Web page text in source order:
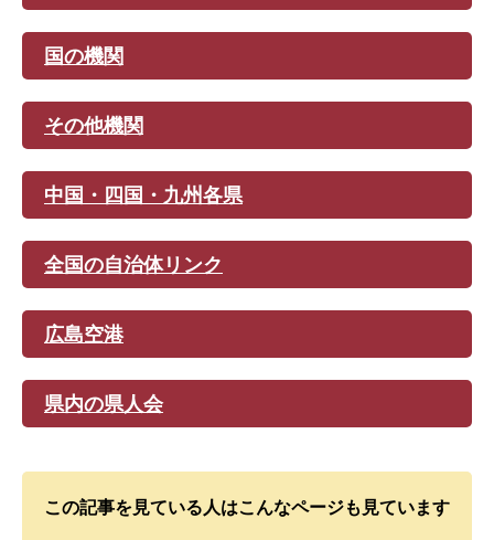
国の機関
その他機関
中国・四国・九州各県
全国の自治体リンク
広島空港
県内の県人会
この記事を見ている人はこんなページも見ています